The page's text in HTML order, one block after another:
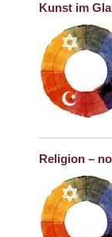
Kunst im
Religion –